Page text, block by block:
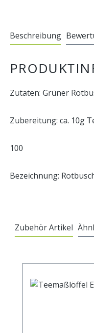
Beschreibung
Zutaten: Grüner
Zubereitung: ca. 10g
100
Bezeichnung:
Zubehör Artikel